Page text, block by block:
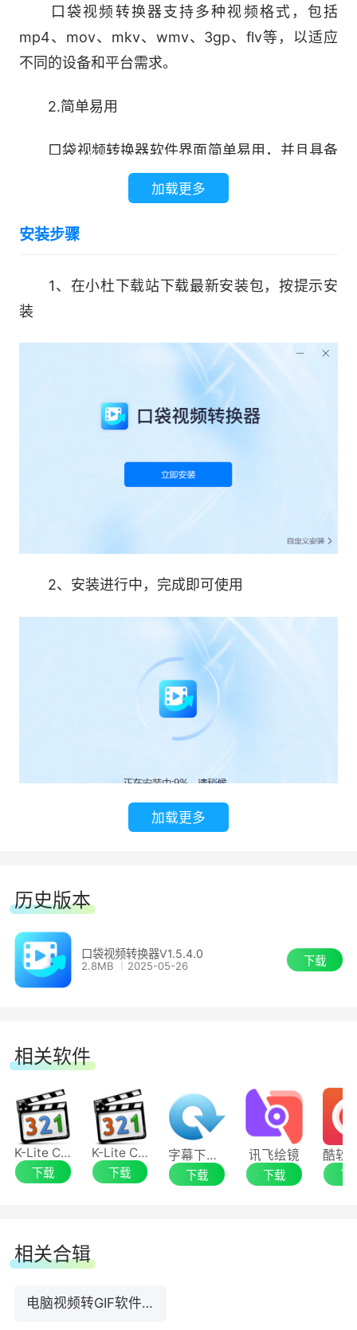
口袋视频转换器支持多种视频格式，包括
mp4、mov、mkv、wmv、3gp、flv等，以适应
不同的设备和平台需求。
2.简单易用
口袋视频转换器软件界面简单易用，并且具备
自动处理的能力，无需专业知识和技能即可完成视
频格式转换操作。
3.批量转换
口袋视频转换器支持批量文件同时转换，可以
一次性转换多个文件，提高转换效率。
内置音频转换、视频编辑等多种实用的小工
具，一站式满足视频处理需求。
加载更多
安装步骤
1、在小杜下载站下载最新安装包，按提示安
装
2、安装进行中，完成即可使用
加载更多
历史版本
口袋视频转换器V1.5.4.0
2.8MB 2025-05-26 下载
相关软件
K-Lite Codec Pack Full
下载
K-Lite Codec Pack
下载
字幕下载器
下载
讯飞绘镜
下载 下
相关合辑
电脑视频转GIF软件合集